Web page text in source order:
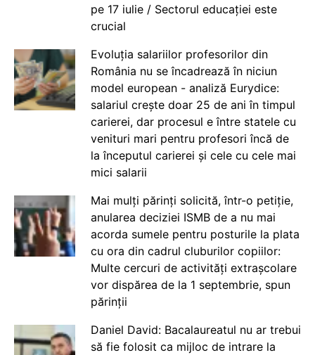
pe 17 iulie / Sectorul educației este
crucial
Evoluția salariilor profesorilor din
România nu se încadrează în niciun
model european - analiză Eurydice:
salariul crește doar 25 de ani în timpul
carierei, dar procesul e între statele cu
venituri mari pentru profesori încă de
la începutul carierei și cele cu cele mai
mici salarii
Mai mulți părinți solicită, într-o petiție,
anularea deciziei ISMB de a nu mai
acorda sumele pentru posturile la plata
cu ora din cadrul cluburilor copiilor:
Multe cercuri de activități extrașcolare
vor dispărea de la 1 septembrie, spun
părinții
Daniel David: Bacalaureatul nu ar trebui
să fie folosit ca mijloc de intrare la